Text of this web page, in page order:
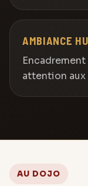
AMBIANCE
attention aux
AU DOJO